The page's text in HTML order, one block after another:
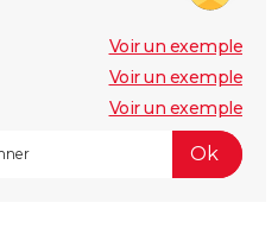
Voir un exemple
Voir un exemple
Voir un exemple